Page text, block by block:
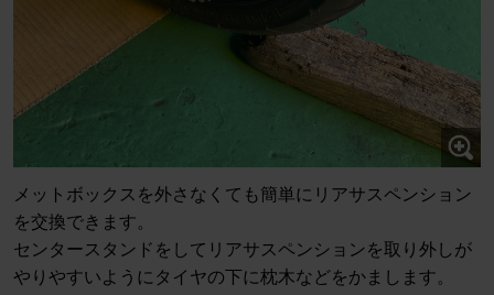
メットボックスを外さなくても簡単にリアサスペンション
を交換できます。
センタースタンドをしてリアサスペンションを取り外しが
やりやすいようにタイヤの下に枕木などをかまします。